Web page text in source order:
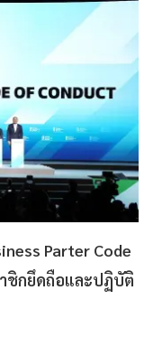
Parter Code
ชิกยึดถือและปฏิบัติ